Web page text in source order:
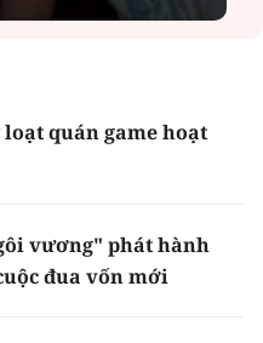
quán game hoạt
vương" phát hành
đua vốn mới